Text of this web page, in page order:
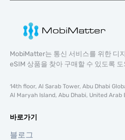
MobiMatter는 통신 서비스를 위한 디
eSIM 상품을 찾아 구매할 수 있도록
14th floor, Al Sarab Tower, Abu Dhabi
Al Maryah Island, Abu Dhabi, United Arab
바로가기
블로그